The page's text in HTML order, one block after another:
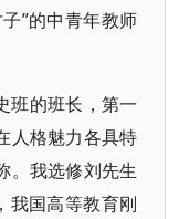
”的中青年教师
班的班长，第一
人格魅力各具特
。我选修刘先生
我国高等教育刚